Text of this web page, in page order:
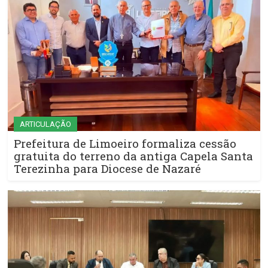
ARTICULAÇÃO
Prefeitura de Limoeiro formaliza cessão
gratuita do terreno da antiga Capela Santa
Terezinha para Diocese de Nazaré